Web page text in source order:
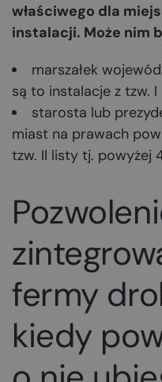
właściwego dla
instalacji. Może nim
marszałek
są to instalacje z tzw.
starosta lub
miast na prawach
tzw. II listy tj. powyżej
fermy
kiedy